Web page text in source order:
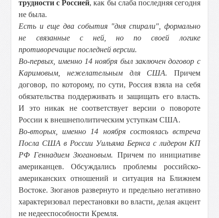
трудности с Россией, как бы слаба последняя сегодня
не была.
Есть и еще два события "дня спирали", формально
не связанные с ней, но по своей логике
противоречащие последней версии.
Во-первых, именно 14 ноября был заключен договор с
Каримовым, нежелательным для США. Причем
договор, по которому, по сути, Россия взяла на себя
обязательства поддерживать и защищать его власть.
И это никак не соответствует версии о повороте
России к внешнеполитическим уступкам США.
Во-вторых, именно 14 ноября состоялась встреча
Посла США в России Уильяма Бернса с лидером КП
РФ Геннадием Зюгановым. Причем по инициативе
американцев. Обсуждались проблемы российско-
американских отношений и ситуация на Ближнем
Востоке. Зюганов развернуто и предельно негативно
характеризовал перестановки во власти, делая акцент
не недееспособности Кремля.